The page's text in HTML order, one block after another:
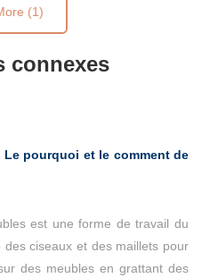
(1)
connexes
pourquoi et le comment de
est une forme de travail du
ciseaux et des maillets pour
des meubles en grattant des